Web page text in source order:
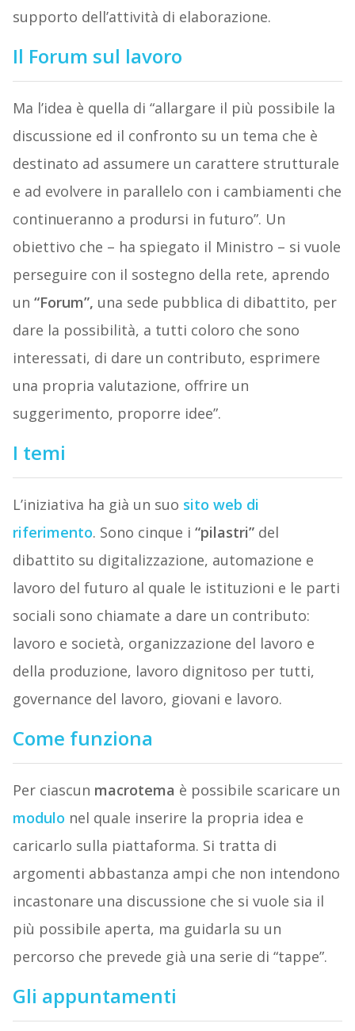
supporto dell’attività di elaborazione.
Il Forum sul lavoro
Ma l’idea è quella di “allargare il più possibile la
discussione ed il confronto su un tema che è
destinato ad assumere un carattere strutturale
e ad evolvere in parallelo con i cambiamenti che
continueranno a prodursi in futuro”. Un
obiettivo che – ha spiegato il Ministro – si vuole
perseguire con il sostegno della rete, aprendo
un “Forum”, una sede pubblica di dibattito, per
dare la possibilità, a tutti coloro che sono
interessati, di dare un contributo, esprimere
una propria valutazione, offrire un
suggerimento, proporre idee”.
I temi
L’iniziativa ha già un suo sito web di
riferimento. Sono cinque i “pilastri”del
dibattito su digitalizzazione, automazione e
lavoro del futuro al quale le istituzioni e le parti
sociali sono chiamate a dare un contributo:
lavoro e società, organizzazione del lavoro e
della produzione, lavoro dignitoso per tutti,
governance del lavoro, giovani e lavoro.
Come funziona
Per ciascun macrotema è possibile scaricare un
modulo nel quale inserire la propria idea e
caricarlo sulla piattaforma. Si tratta di
argomenti abbastanza ampi che non intendono
incastonare una discussione che si vuole sia il
più possibile aperta, ma guidarla su un
percorso che prevede già una serie di “tappe”.
Gli appuntamenti